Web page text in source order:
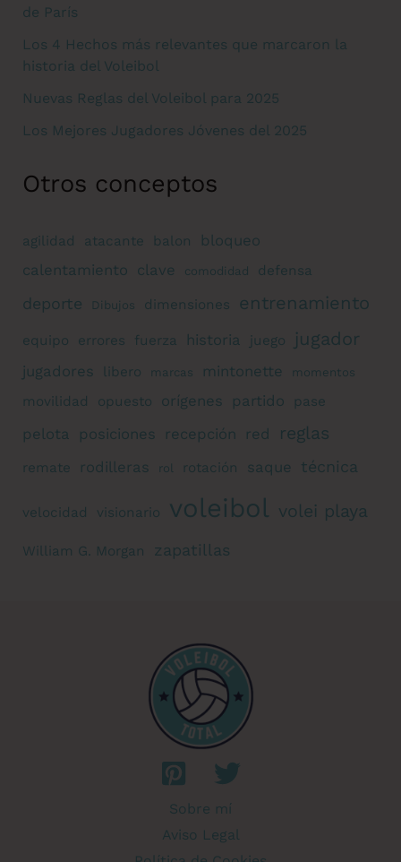
de París
Los 4 Hechos más relevantes que marcaron la
historia del Voleibol
Nuevas Reglas del Voleibol para 2025
Los Mejores Jugadores Jóvenes del 2025
Otros conceptos
agilidad atacante balon
bloqueo
calentamiento clave comodidad defensa
deporte Dibujos dimensiones entrenamiento
equipo errores fuerza historia juego jugador
jugadores libero marcas mintonette momentos
movilidad opuesto orígenes partido pase
pelota posiciones recepción red reglas
remate rodilleras rol rotación saque técnica
velocidad visionario voleibol volei playa
William G. Morgan zapatillas
Sobre mí
Aviso Legal